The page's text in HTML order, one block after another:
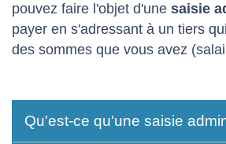
pouvez faire l'objet d'une saisie
payer en s'adressant à un tiers
des sommes que vous avez
Qu'est-ce qu'une saisie